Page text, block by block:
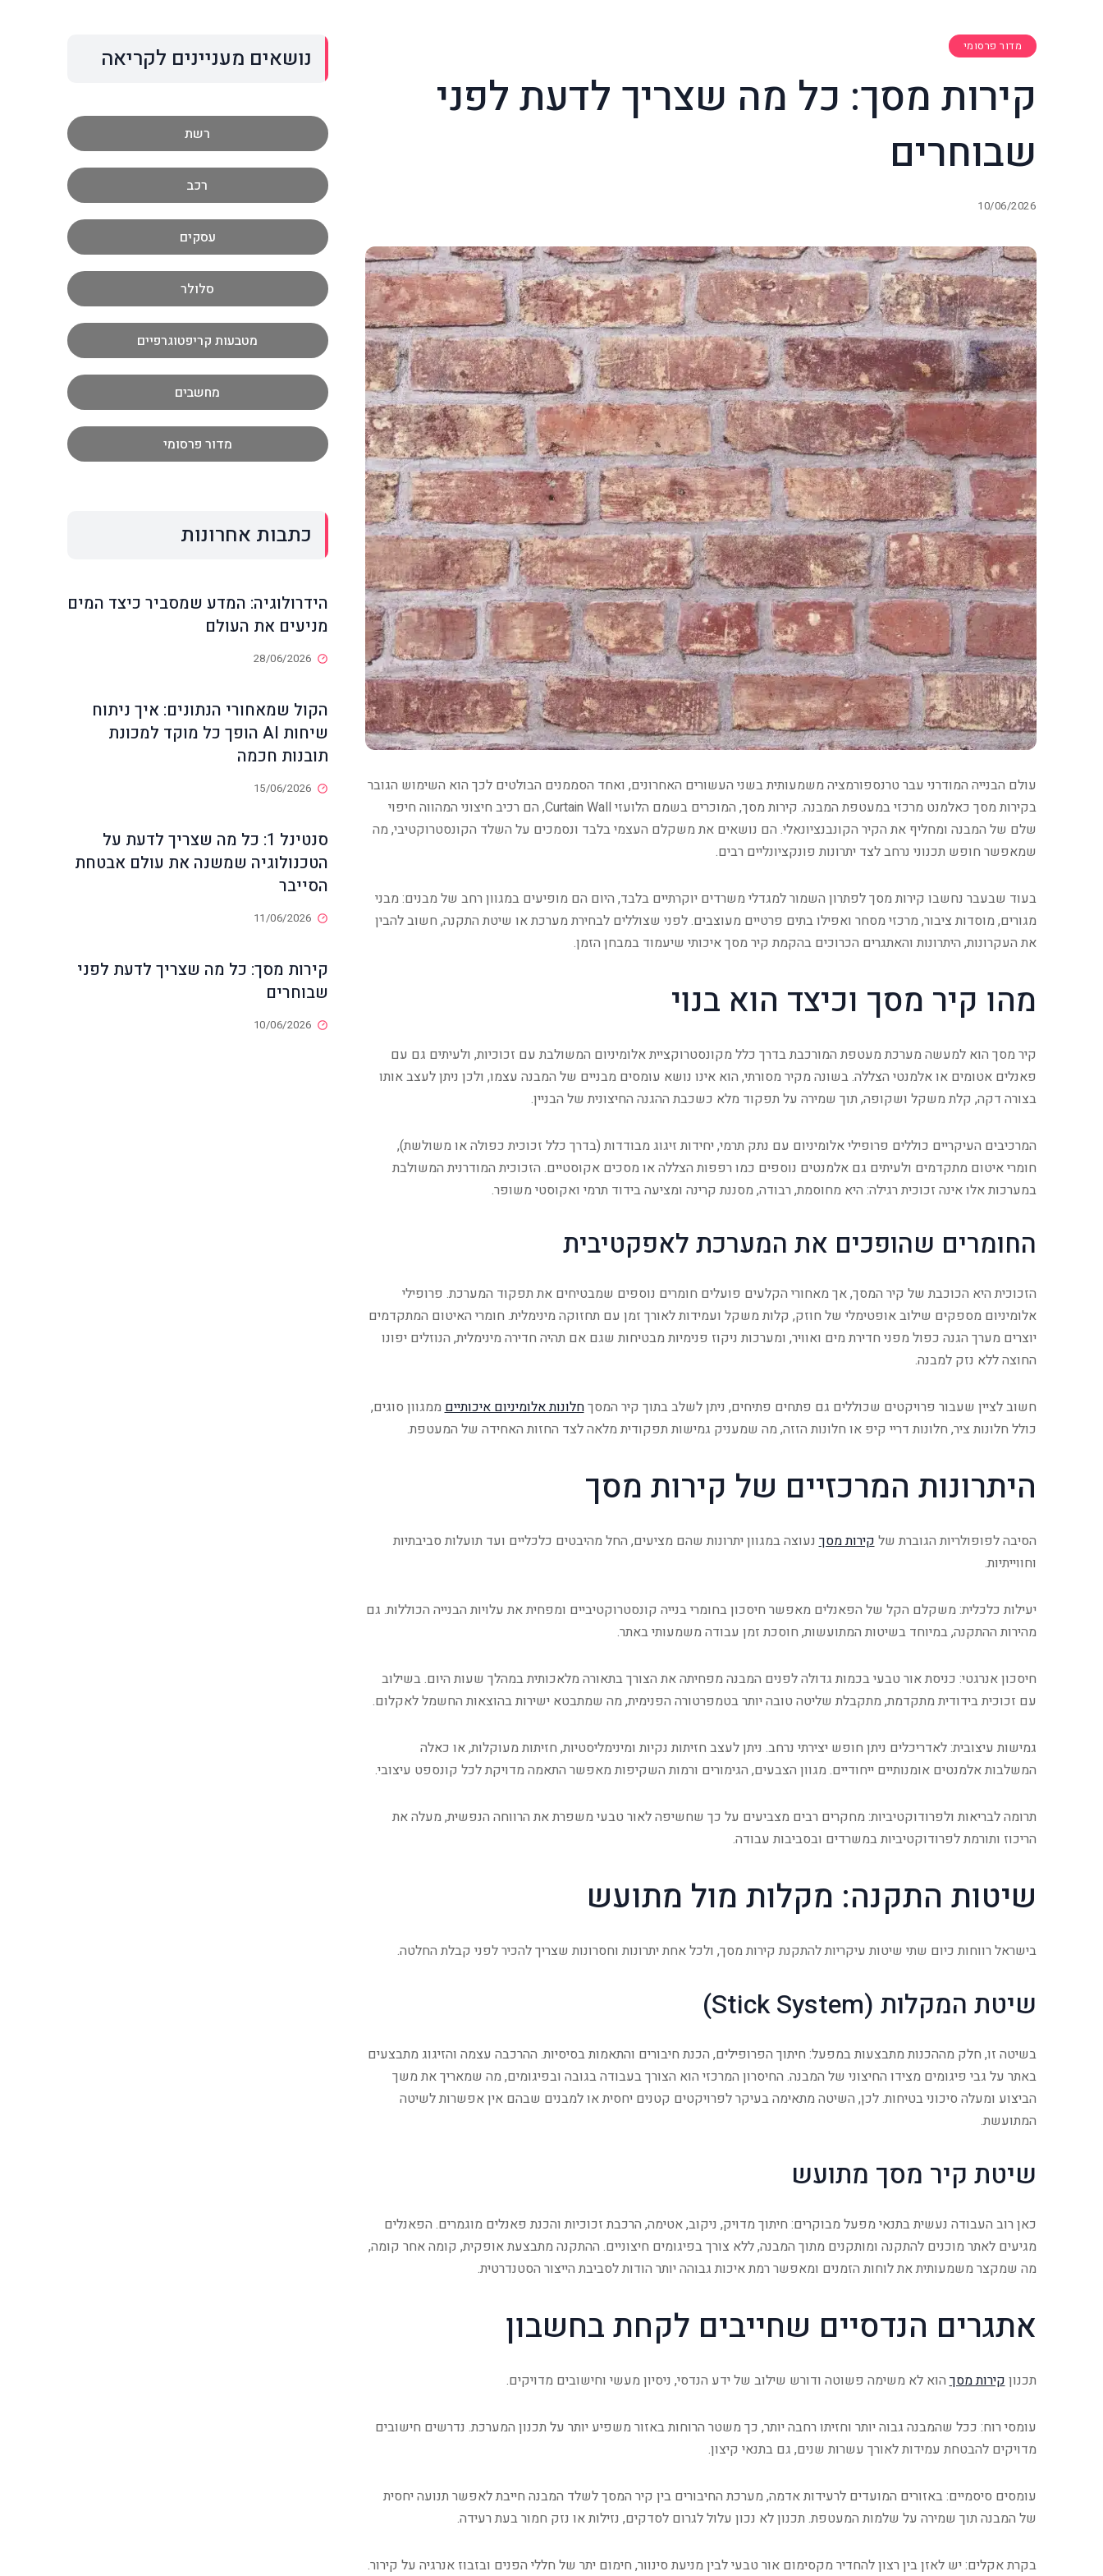
מדור פרסומי
קירות מסך: כל מה שצריך לדעת לפני
שבוחרים
10/06/2026
עולם הבנייה המודרני עבר טרנספורמציה משמעותית בשני העשורים האחרונים, ואחד הסממנים הבולטים לכך הוא השימוש הגובר
בקירות מסך כאלמנט מרכזי במעטפת המבנה. קירות מסך, המוכרים בשמם הלועזי Curtain Wall, הם רכיב חיצוני המהווה חיפוי
שלם של המבנה ומחליף את הקיר הקונבנציונאלי. הם נושאים את משקלם העצמי בלבד ונסמכים על השלד הקונסטרוקטיבי, מה
שמאפשר חופש תכנוני נרחב לצד יתרונות פונקציונליים רבים.
בעוד שבעבר נחשבו קירות מסך לפתרון השמור למגדלי משרדים יוקרתיים בלבד, היום הם מופיעים במגוון רחב של מבנים: מבני
מגורים, מוסדות ציבור, מרכזי מסחר ואפילו בתים פרטיים מעוצבים. לפני שצוללים לבחירת מערכת או שיטת התקנה, חשוב להבין
את העקרונות, היתרונות והאתגרים הכרוכים בהקמת קיר מסך איכותי שיעמוד במבחן הזמן.
מהו קיר מסך וכיצד הוא בנוי
קיר מסך הוא למעשה מערכת מעטפת המורכבת בדרך כלל מקונסטרוקציית אלומיניום המשולבת עם זכוכיות, ולעיתים גם עם
פאנלים אטומים או אלמנטי הצללה. בשונה מקיר מסורתי, הוא אינו נושא עומסים מבניים של המבנה עצמו, ולכן ניתן לעצב אותו
בצורה דקה, קלת משקל ושקופה, תוך שמירה על תפקוד מלא כשכבת ההגנה החיצונית של הבניין.
המרכיבים העיקריים כוללים פרופילי אלומיניום עם נתק תרמי, יחידות זיגוג מבודדות (בדרך כלל זכוכית כפולה או משולשת),
חומרי איטום מתקדמים ולעיתים גם אלמנטים נוספים כמו רפפות הצללה או מסכים אקוסטיים. הזכוכית המודרנית המשולבת
במערכות אלו אינה זכוכית רגילה: היא מחוסמת, רבודה, מסננת קרינה ומציעה בידוד תרמי ואקוסטי משופר.
החומרים שהופכים את המערכת לאפקטיבית
הזכוכית היא הכוכבת של קיר המסך, אך מאחורי הקלעים פועלים חומרים נוספים שמבטיחים את תפקוד המערכת. פרופילי
אלומיניום מספקים שילוב אופטימלי של חוזק, קלות משקל ועמידות לאורך זמן עם תחזוקה מינימלית. חומרי האיטום המתקדמים
יוצרים מערך הגנה כפול מפני חדירת מים ואוויר, ומערכות ניקוז פנימיות מבטיחות שגם אם תהיה חדירה מינימלית, הנוזלים יפונו
החוצה ללא נזק למבנה.
חשוב לציין שעבור פרויקטים שכוללים גם פתחים פתיחים, ניתן לשלב בתוך קיר המסךחלונות אלומיניום איכותיים ממגוון סוגים,
כולל חלונות ציר, חלונות דריי קיפ או חלונות הזזה, מה שמעניק גמישות תפקודית מלאה לצד החזות האחידה של המעטפת.
היתרונות המרכזיים של קירות מסך
הסיבה לפופולריות הגוברת של קירות מסך נעוצה במגוון יתרונות שהם מציעים, החל מהיבטים כלכליים ועד תועלות סביבתיות
וחווייתיות.
יעילות כלכלית: משקלם הקל של הפאנלים מאפשר חיסכון בחומרי בנייה קונסטרוקטיביים ומפחית את עלויות הבנייה הכוללות. גם
מהירות ההתקנה, במיוחד בשיטות המתועשות, חוסכת זמן עבודה משמעותי באתר.
חיסכון אנרגטי: כניסת אור טבעי בכמות גדולה לפנים המבנה מפחיתה את הצורך בתאורה מלאכותית במהלך שעות היום. בשילוב
עם זכוכית בידודית מתקדמת, מתקבלת שליטה טובה יותר בטמפרטורה הפנימית, מה שמתבטא ישירות בהוצאות החשמל לאקלום.
גמישות עיצובית: לאדריכלים ניתן חופש יצירתי נרחב. ניתן לעצב חזיתות נקיות ומינימליסטיות, חזיתות מעוקלות, או כאלה
המשלבות אלמנטים אומנותיים ייחודיים. מגוון הצבעים, הגימורים ורמות השקיפות מאפשר התאמה מדויקת לכל קונספט עיצובי.
תרומה לבריאות ולפרודוקטיביות: מחקרים רבים מצביעים על כך שחשיפה לאור טבעי משפרת את הרווחה הנפשית, מעלה את
הריכוז ותורמת לפרודוקטיביות במשרדים ובסביבות עבודה.
שיטות התקנה: מקלות מול מתועש
בישראל רווחות כיום שתי שיטות עיקריות להתקנת קירות מסך, ולכל אחת יתרונות וחסרונות שצריך להכיר לפני קבלת החלטה.
שיטת המקלות (Stick System)
בשיטה זו, חלק מההכנות מתבצעות במפעל: חיתוך הפרופילים, הכנת חיבורים והתאמות בסיסיות. ההרכבה עצמה והזיגוג מתבצעים
באתר על גבי פיגומים מצידו החיצוני של המבנה. החיסרון המרכזי הוא הצורך בעבודה בגובה ובפיגומים, מה שמאריך את משך
הביצוע ומעלה סיכוני בטיחות. לכן, השיטה מתאימה בעיקר לפרויקטים קטנים יחסית או למבנים שבהם אין אפשרות לשיטה
המתועשת.
שיטת קיר מסך מתועש
כאן רוב העבודה נעשית בתנאי מפעל מבוקרים: חיתוך מדויק, ניקוב, אטימה, הרכבת זכוכיות והכנת פאנלים מוגמרים. הפאנלים
מגיעים לאתר מוכנים להתקנה ומותקנים מתוך המבנה, ללא צורך בפיגומים חיצוניים. ההתקנה מתבצעת אופקית, קומה אחר קומה,
מה שמקצר משמעותית את לוחות הזמנים ומאפשר רמת איכות גבוהה יותר הודות לסביבת הייצור הסטנדרטית.
אתגרים הנדסיים שחייבים לקחת בחשבון
תכנון קירות מסך הוא לא משימה פשוטה ודורש שילוב של ידע הנדסי, ניסיון מעשי וחישובים מדויקים.
עומסי רוח: ככל שהמבנה גבוה יותר וחזיתו רחבה יותר, כך משטר הרוחות באזור משפיע יותר על תכנון המערכת. נדרשים חישובים
מדויקים להבטחת עמידות לאורך עשרות שנים, גם בתנאי קיצון.
עומסים סיסמיים: באזורים המועדים לרעידות אדמה, מערכת החיבורים בין קיר המסך לשלד המבנה חייבת לאפשר תנועה יחסית
של המבנה תוך שמירה על שלמות המעטפת. תכנון לא נכון עלול לגרום לסדקים, נזילות או נזק חמור בעת רעידה.
בקרת אקלים: יש לאזן בין רצון להחדיר מקסימום אור טבעי לבין מניעת סינוור, חימום יתר של חללי הפנים ובזבוז אנרגיה על קירור.
נושאים מעניינים לקריאה
רשת
רכב
עסקים
סלולר
מטבעות קריפטוגרפיים
מחשבים
מדור פרסומי
כתבות אחרונות
הידרולוגיה: המדע שמסביר כיצד המים
מניעים את העולם
28/06/2026
הקול שמאחורי הנתונים: איך ניתוח
שיחות AI הופך כל מוקד למכונת
תובנות חכמה
15/06/2026
סנטינל 1: כל מה שצריך לדעת על
הטכנולוגיה שמשנה את עולם אבטחת
הסייבר
11/06/2026
קירות מסך: כל מה שצריך לדעת לפני
שבוחרים
10/06/2026